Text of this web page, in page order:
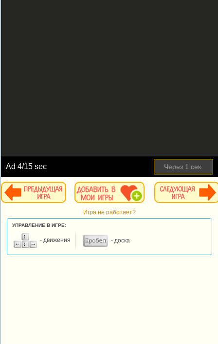
Ad4/15 sec Через 1 сек.
Игра не работает?
УПРАВЛЕНИЕ В ИГРЕ:
- движения - доска